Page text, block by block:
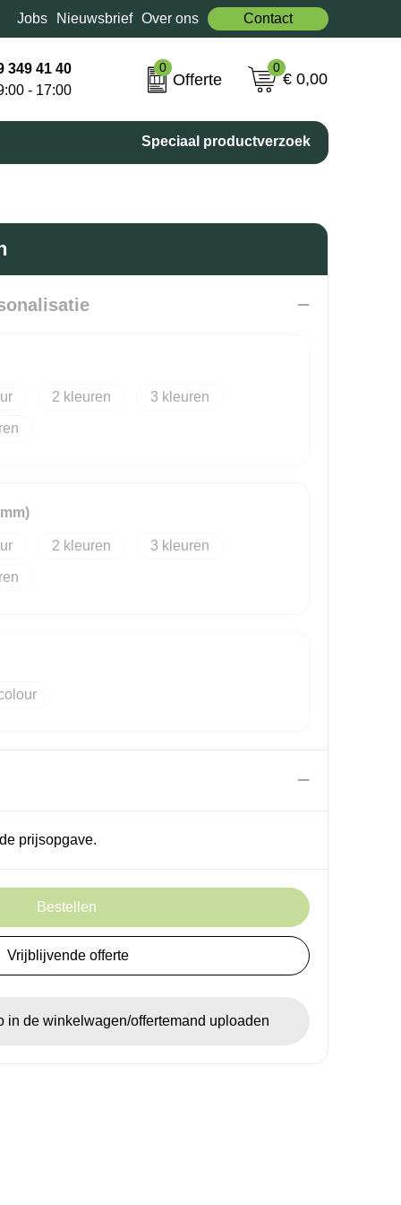
Jobs Nieuwsbrief Over ons Contact
349 41 40
- 17:00
0
Offerte
0
€ 0,00
Speciaal productverzoek
2 3
2 3
prijsopgave.
Bestellen
Vrijblijvende offerte
in de winkelwagen/offertemand uploaden